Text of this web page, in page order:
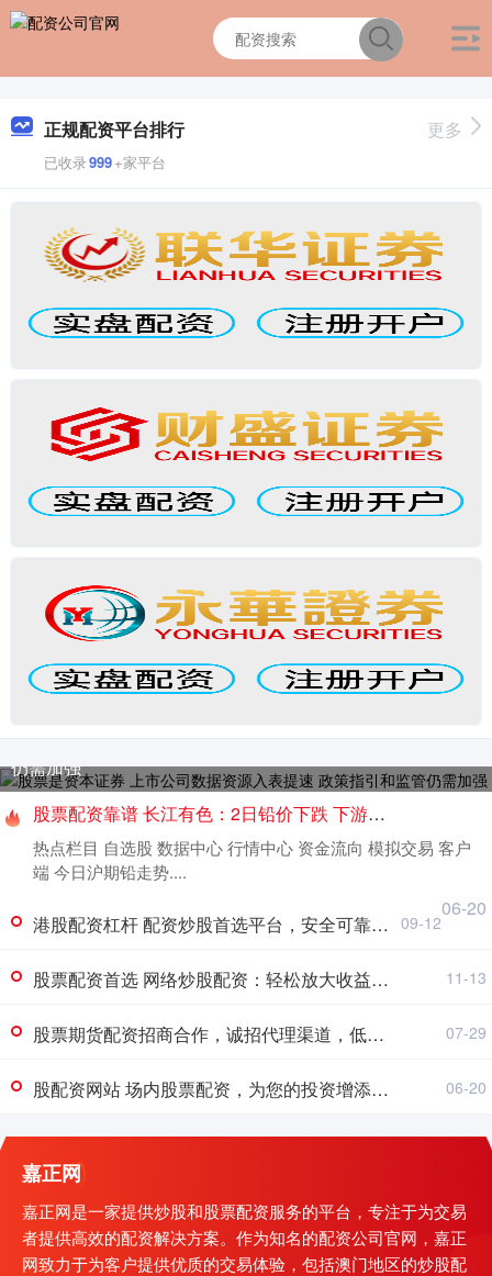
正规配资平台排行
已收录999+家平台
更多
股票是资本证券 上市公司数据资源入表提速 政策指引和监管
仍需加强
股票配资靠谱 长江有色：2日铅价下跌 下游接货能力有限
热点栏目 自选股 数据中心 行情中心 资金流向 模拟交易 客户
端 今日沪期铅走势....
06-20
港股配资杠杆 配资炒股首选平台，安全可靠，收益翻倍 09-12
股票配资首选 网络炒股配资：轻松放大收益，谨慎入场 11-13
股票期货配资招商合作，诚招代理渠道，低门槛高返佣，稳健收益。 07-29
股配资网站 场内股票配资，为您的投资增添更多可能性 06-20
嘉正网
嘉正网是一家提供炒股和股票配资服务的平台，专注于为交易
者提供高效的配资解决方案。作为知名的配资公司官网，嘉正
网致力于为客户提供优质的交易体验，包括澳门地区的炒股配